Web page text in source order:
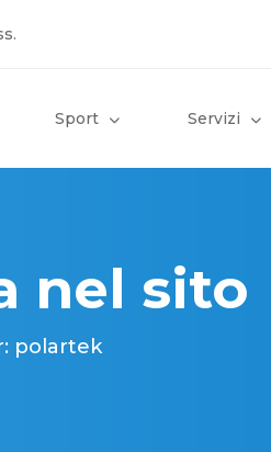
Sport Servizi
nel sito
polartek